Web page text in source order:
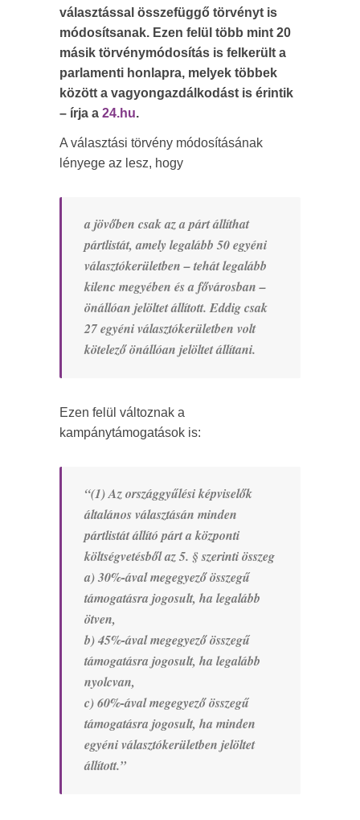
választással összefüggő törvényt is
módosítsanak. Ezen felül több mint 20
másik törvénymódosítás is felkerült a
parlamenti honlapra, melyek többek
között a vagyongazdálkodást is érintik
– írja a 24.hu.
A választási törvény módosításának
lényege az lesz, hogy
a jövőben csak az a párt állíthat
pártlistát, amely legalább 50 egyéni
választókerületben – tehát legalább
kilenc megyében és a fővárosban –
önállóan jelöltet állított. Eddig csak
27 egyéni választókerületben volt
kötelező önállóan jelöltet állítani.
Ezen felül változnak a
kampánytámogatások is:
“(1) Az országgyűlési képviselők
általános választásán minden
pártlistát állító párt a központi
költségvetésből az 5. § szerinti összeg
a) 30%-ával megegyező összegű
támogatásra jogosult, ha legalább
ötven,
b) 45%-ával megegyező összegű
támogatásra jogosult, ha legalább
nyolcvan,
c) 60%-ával megegyező összegű
támogatásra jogosult, ha minden
egyéni választókerületben jelöltet
állított.”